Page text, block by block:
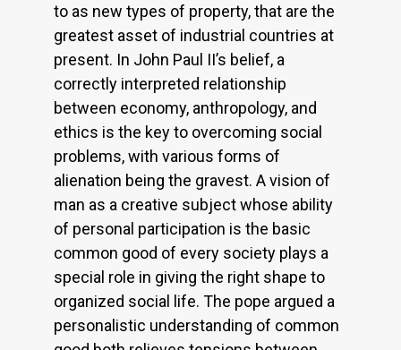
to as new types of property, that are the
greatest asset of industrial countries at
present. In John Paul II’s belief, a
correctly interpreted relationship
between economy, anthropology, and
ethics is the key to overcoming social
problems, with various forms of
alienation being the gravest. A vision of
man as a creative subject whose ability
of personal participation is the basic
common good of every society plays a
special role in giving the right shape to
organized social life. The pope argued a
personalistic understanding of common